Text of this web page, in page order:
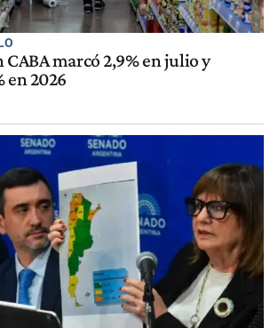
marcó 2,9% en julio y
en 2026